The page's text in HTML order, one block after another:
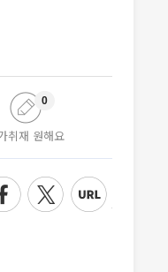
취재 원해요
0